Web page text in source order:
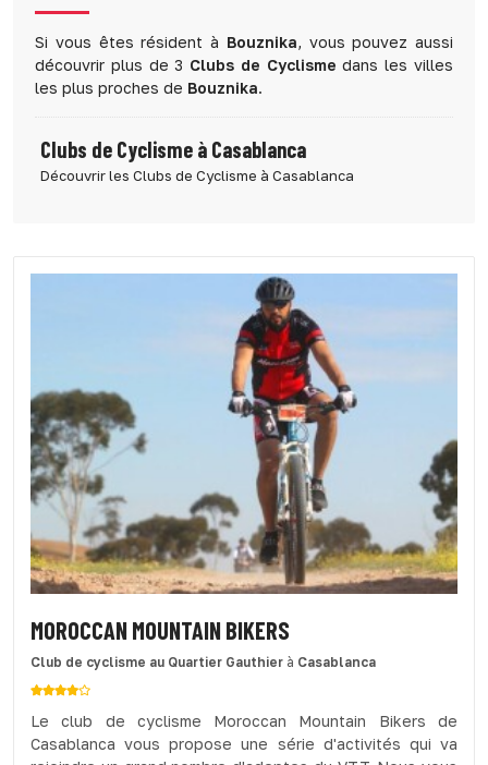
Si vous êtes résident à Bouznika, vous pouvez aussi
découvrir plus de 3 Clubs de Cyclisme dans les villes
les plus proches de Bouznika.
Clubs de Cyclisme à Casablanca
Découvrir les Clubs de Cyclisme à Casablanca
MOROCCAN MOUNTAIN BIKERS
Club de cyclisme au Quartier Gauthier à Casablanca
Le club de cyclisme Moroccan Mountain Bikers de
Casablanca vous propose une série d'activités qui va